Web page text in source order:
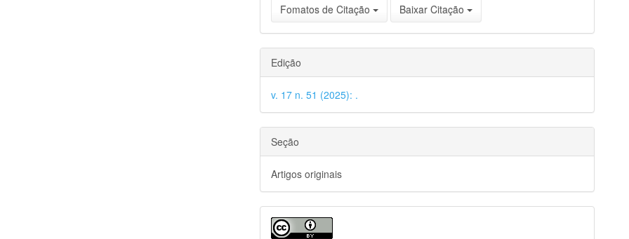
Fomatos de Citação Baixar Citação
Edição
v. 17 n. 51 (2025): .
Seção
Artigos originais